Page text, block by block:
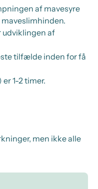
af mavesyre
udviklingen af
tilfælde inden for få
1-2 timer.
men ikke alle